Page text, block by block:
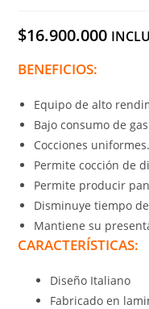
$16.900.000
BENEFICIOS:
Equipo de alto
Bajo consumo de
Cocciones uniformes.
Permite cocción de
Permite producir
Disminuye tiempo
Mantiene su
CARACTERÍSTICAS:
Diseño Italiano
Fabricado en